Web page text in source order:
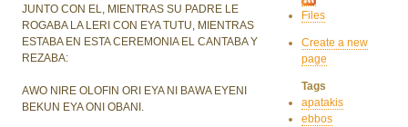
JUNTO CON EL, MIENTRAS SU PADRE LE
ROGABA LA LERI CON EYA TUTU, MIENTRAS
ESTABA EN ESTA CEREMONIA EL CANTABA Y
REZABA:
AWO NIRE OLOFIN ORI EYA NI BAWA EYENI
BEKUN EYA ONI OBANI.
Files
Create a new
page
Tags
apatakis
ebbos